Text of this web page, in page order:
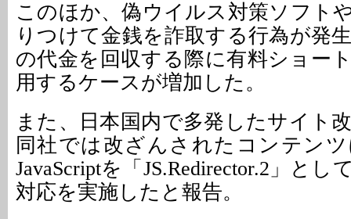
このほか、偽ウイルス対策ソフト
りつけて金銭を詐取する行為が発
の代金を回収する際に有料ショー
用するケースが増加した。
また、日本国内で多発したサイト
同社では改ざんされたコンテン
JavaScriptを「JS.Redirector.2」とし
対応を実施したと報告。